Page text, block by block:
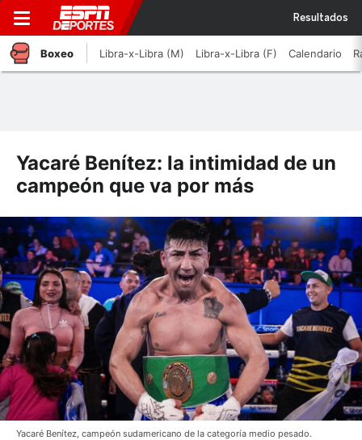
Resultados
Boxeo Libra-x-Libra (M) Libra-x-Libra (F) Calendario
Yacaré Benítez: la intimidad de un
campeón que va por más
Yacaré Benítez, campeón sudamericano de la categoría medio pesado.